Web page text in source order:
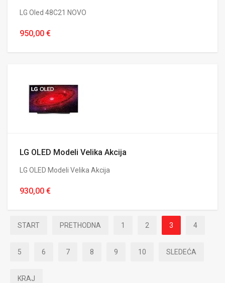
LG Oled 48C21 NOVO
950,00 €
LG OLED Modeli Velika Akcija
LG OLED Modeli Velika Akcija
930,00 €
START PRETHODNA 1 2 3 4
5 6 7 8 9 10 SLEDEĆA
KRAJ